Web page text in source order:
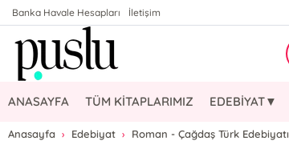
Banka Havale Hesapları İletişim
ANASAYFA TÜM KİTAPLARIMIZ EDEBİYAT▼
Anasayfa Edebiyat Roman - Çağdaş Türk Edebiyatı